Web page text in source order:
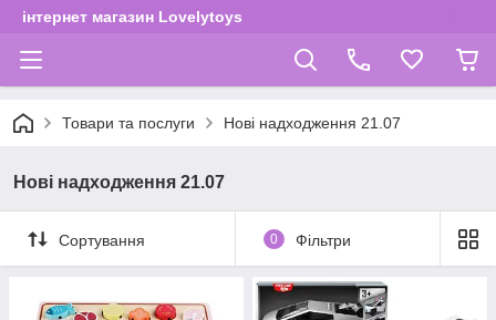
інтернет магазин Lovelytoys
Товари та послуги Нові надходження 21.07
Нові надходження 21.07
Сортування 0 Фільтри